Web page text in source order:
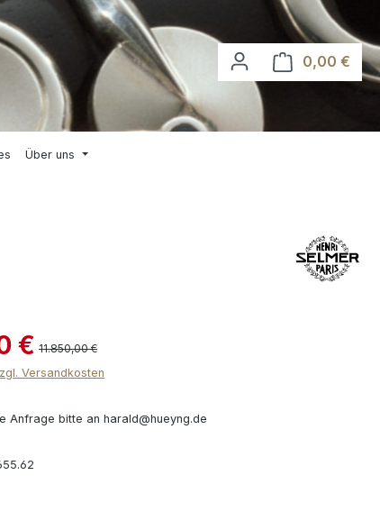
0,00 €
Über uns
€ 11.850,00 €
Versandkosten
Anfrage bitte an harald@hueyng.de